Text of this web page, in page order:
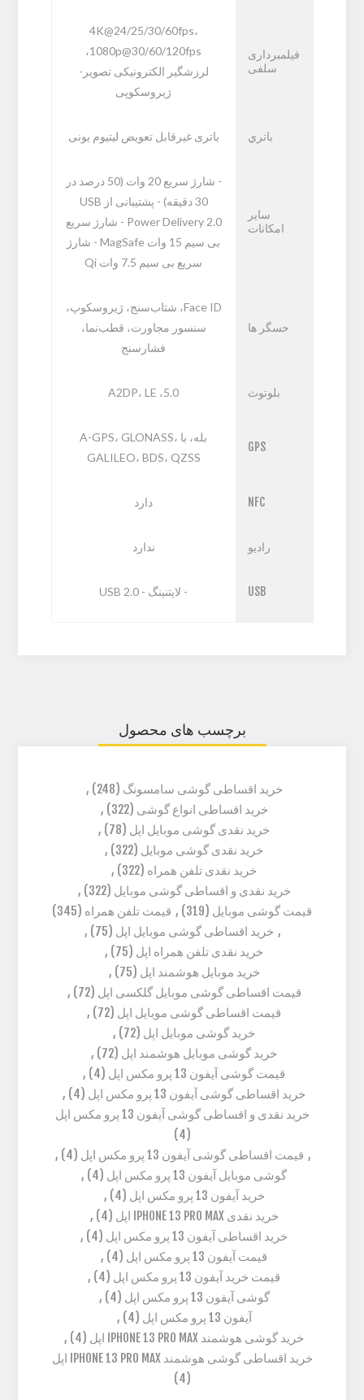
فیلمبرداری
سلفی
4K@24/25/30/60fps،
1080p@30/60/120fps،
لرزشگیر الکترونیکی تصویر-
ژیروسکوپی
باتري باتری غیرقابل تعویض لیتیوم یونی
ساير
امکانات
- شارژ سریع 20 وات (50 درصد در
30 دقیقه) - پشتیبانی از USB
Power Delivery 2.0 - شارژ سریع
بی سیم 15 وات MagSafe - شارژ
سریع بی سیم 7.5 وات Qi
حسگر ها
Face ID، شتاب‌سنج، ژیروسکوپ،
سنسور مجاورت، قطب‌نما،
فشارسنج
بلوتوث 5.0، A2DP، LE
GPS
بله، با A-GPS، GLONASS،
GALILEO، BDS، QZSS
NFC دارد
رادیو ندارد
USB - لایتنینگ - USB 2.0
برچسب های محصول
خرید اقساطی گوشی سامسونگ (248)
,
خرید اقساطی انواع گوشی (322)
,
خرید نقدی گوشی موبایل اپل (78)
,
خرید نقدی گوشی موبایل (322)
,
خرید نقدی تلفن همراه (322)
,
خرید نقدی و اقساطی گوشی موبایل (322)
,
قیمت گوشی موبایل (319)
, قیمت تلفن همراه (345)
, خرید اقساطی گوشی موبایل اپل (75)
,
خرید نقدی تلفن همراه اپل (75)
,
خرید موبایل هوشمند اپل (75)
,
قیمت اقساطی گوشی موبایل گلکسی اپل (72)
,
قیمت اقساطی گوشی موبایل اپل (72)
,
خرید گوشی موبایل اپل (72)
,
خرید گوشی موبایل هوشمند اپل (72)
,
قیمت گوشی آیفون 13 پرو مکس اپل
(4)
,
خرید اقساطی گوشی آیفون 13 پرو مکس اپل
(4)
,
خرید نقدی و اقساطی گوشی آیفون 13 پرو مکس اپل
(4)
, قیمت اقساطی گوشی آیفون 13 پرو مکس اپل (4)
,
گوشی موبایل آیفون 13 پرو مکس اپل
(4)
,
خرید آیفون 13 پرو مکس اپل
(4)
,
خرید نقدی IPHONE 13 PRO MAX اپل
(4)
,
خرید اقساطی آیفون 13 پرو مکس اپل
(4)
,
قیمت آیفون 13 پرو مکس اپل
(4)
,
قیمت خرید آیفون 13 پرو مکس اپل
(4)
,
گوشی آیفون 13 پرو مکس اپل
(4)
,
آیفون 13 پرو مکس اپل
(4)
,
خرید گوشی هوشمند IPHONE 13 PRO MAX اپل
(4)
,
خرید اقساطی گوشی هوشمند IPHONE 13 PRO MAX اپل
(4)